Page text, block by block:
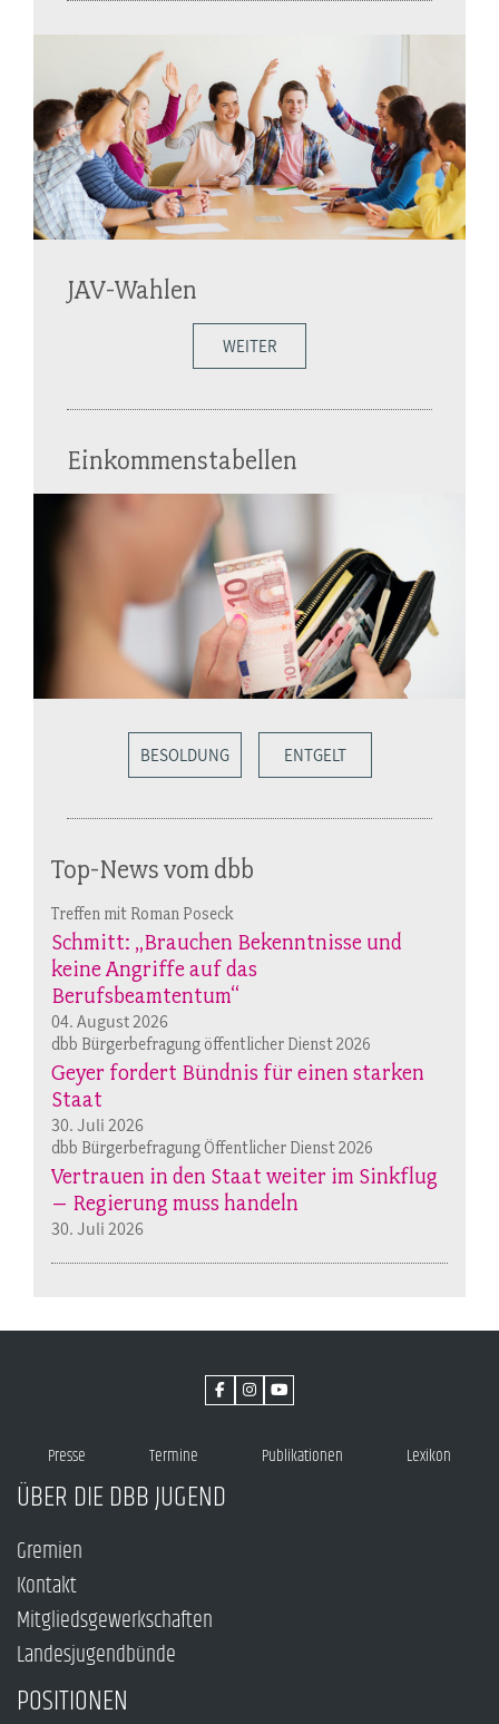
JAV-Wahlen
WEITER
Einkommenstabellen
BESOLDUNG ENTGELT
Top-News vom dbb
Treffen mit Roman Poseck
Schmitt: „Brauchen Bekenntnisse und
keine Angriffe auf das
Berufsbeamtentum“
04. August 2026
dbb Bürgerbefragung öffentlicher Dienst 2026
Geyer fordert Bündnis für einen starken
Staat
30. Juli 2026
dbb Bürgerbefragung Öffentlicher Dienst 2026
Vertrauen in den Staat weiter im Sinkflug
– Regierung muss handeln
30. Juli 2026
Presse Termine Publikationen Lexikon
ÜBER DIE DBB JUGEND
Gremien
Kontakt
Mitgliedsgewerkschaften
Landesjugendbünde
POSITIONEN